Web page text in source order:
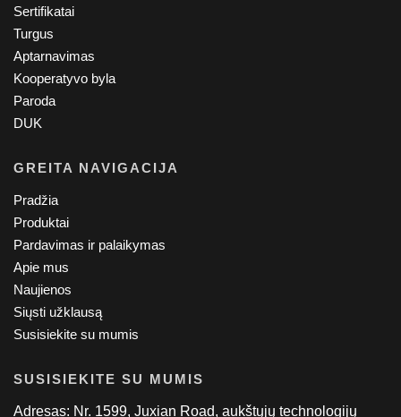
Sertifikatai
Turgus
Aptarnavimas
Kooperatyvo byla
Paroda
DUK
GREITA NAVIGACIJA
Pradžia
Produktai
Pardavimas ir palaikymas
Apie mus
Naujienos
Siųsti užklausą
Susisiekite su mumis
SUSISIEKITE SU MUMIS
Adresas: Nr. 1599, Juxian Road, aukštųjų technologijų